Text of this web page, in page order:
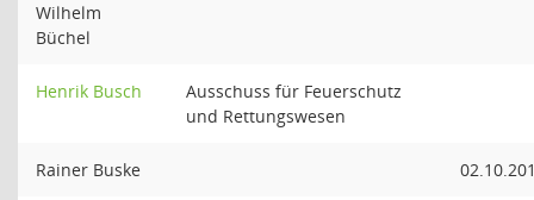
Wilhelm
Büchel
Henrik Busch
Ausschuss für Feuerschutz
und Rettungswesen
Rainer Buske